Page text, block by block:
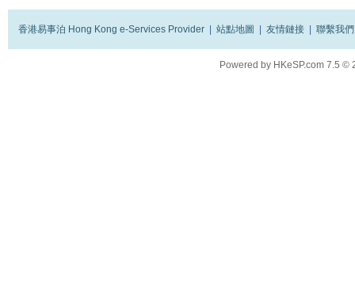
香港易事泊 Hong Kong e-Services Provider 站點地圖 友情鏈接 聯繫我們
Powered by HKeSP.com 7.5 ©